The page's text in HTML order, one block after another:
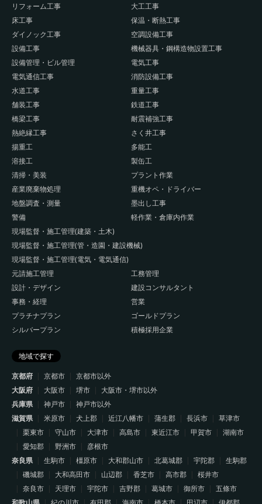
リフォーム工事
大工工事
床工事
保温・断熱工事
ダイノック工事
空調設備工事
設備工事
機械器具・鋼構造物設置工事
設備管理・ビル管理
電気工事
電気通信工事
消防設備工事
水道工事
重量工事
舗装工事
鉄道工事
橋梁工事
耐震補強工事
熱絶縁工事
さく井工事
揚重工
多能工
溶接工
製缶工
清掃・美装
プラント作業
産業廃棄物処理
重機オペ・ドライバー
地盤調査・測量
墨出し工事
警備
軽作業・倉庫内作業
現場監督・施工管理(建築・土木)
現場監督・施工管理(管・造園・建設機械)
現場監督・施工管理(電気・電気通信)
元請施工管理
工務管理
設計・デザイン
建設コンサルタント
事務・経理
営業
プラチナプラン
ゴールドプラン
シルバープラン
積極採用企業
地域で探す
京都府
京都市
京都市以外
大阪府
大阪市 堺市
大阪市・堺市以外
兵庫県
神戸市
神戸市以外
滋賀県
米原市 犬上郡 近江八幡市 蒲生郡 長浜市
草津市
栗東市
守山市 大津市 高島市 東近江市 甲賀市
湖南市
愛知郡
野洲市
彦根市
奈良県
生駒市 橿原市 大和郡山市 北葛城郡 宇陀郡
生駒郡
磯城郡
大和高田市 山辺郡 香芝市 高市郡
桜井市
奈良市
天理市 宇陀市 吉野郡 葛城市 御所市
五條市